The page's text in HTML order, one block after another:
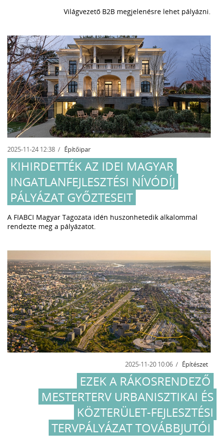
Világvezető B2B megjelenésre lehet pályázni.
2025-11-24 12:38 Építőipar
KIHIRDETTÉK AZ IDEI MAGYAR
INGATLANFEJLESZTÉSI NÍVÓDÍJ
PÁLYÁZAT GYŐZTESEIT
A FIABCI Magyar Tagozata idén huszonhetedik alkalommal
rendezte meg a pályázatot.
2025-11-20 10:06 Építészet
EZEK A RÁKOSRENDEZŐ
MESTERTERV URBANISZTIKAI ÉS
KÖZTERÜLET-FEJLESZTÉSI
TERVPÁLYÁZAT TOVÁBBJUTÓI